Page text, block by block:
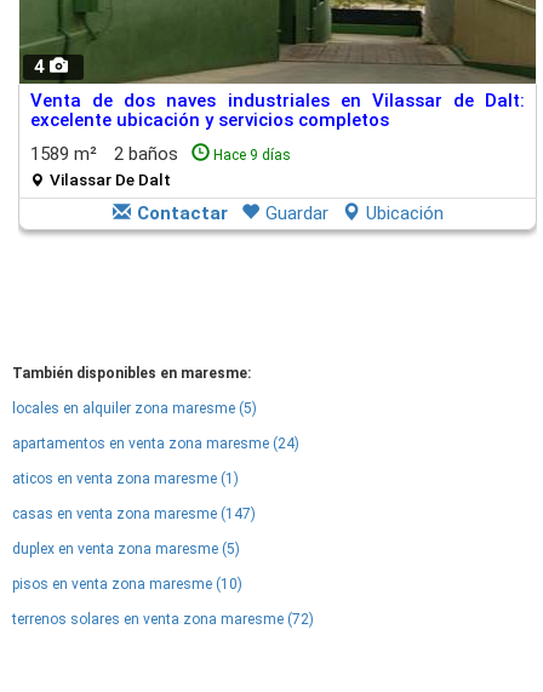
4
Venta de dos naves industriales en Vilassar de Dalt:
excelente ubicación y servicios completos
1589 m²
2 baños Hace 9 días
Vilassar De Dalt
Contactar Guardar Ubicación
También disponibles en maresme:
locales en alquiler zona maresme (5)
apartamentos en venta zona maresme (24)
aticos en venta zona maresme (1)
casas en venta zona maresme (147)
duplex en venta zona maresme (5)
pisos en venta zona maresme (10)
terrenos solares en venta zona maresme (72)